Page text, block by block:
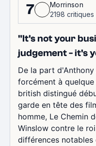
7
Morrinson
2198 critiques
"It's not your
judgement - it's
De la part
forcément à
british distingué
garde en tête des
homme, Le Chemin
Winslow contre le
différences notables